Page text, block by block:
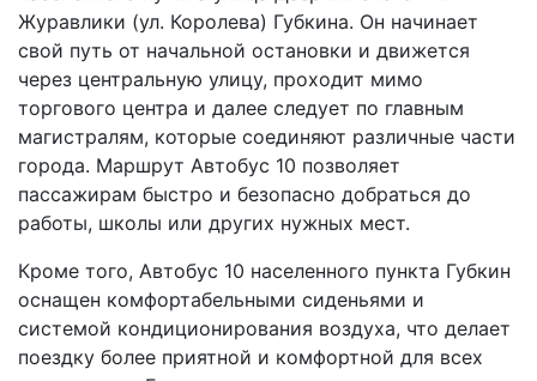
Журавлики (ул. Королева) Губкина. Он начинает
свой путь от начальной остановки и движется
через центральную улицу, проходит мимо
торгового центра и далее следует по главным
магистралям, которые соединяют различные части
города. Маршрут Автобус 10 позволяет
пассажирам быстро и безопасно добраться до
работы, школы или других нужных мест.
Кроме того, Автобус 10 населенного пункта Губкин
оснащен комфортабельными сиденьями и
системой кондиционирования воздуха, что делает
поездку более приятной и комфортной для всех